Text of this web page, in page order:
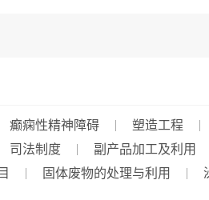
癫痫性精神障碍 塑造工程
司法制度 副产品加工及利用
固体废物的处理与利用